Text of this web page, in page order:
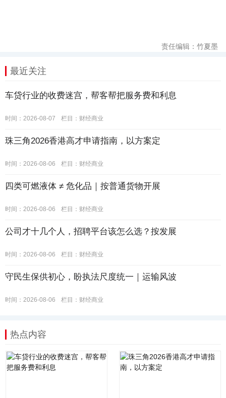
责任编辑：竹夏墨
最近关注
车贷行业的收费迷宫，帮客帮把服务费和利息
时间：2026-08-07 栏目： 财经商业
珠三角2026香港高才申请指南，以方案定
时间：2026-08-06 栏目： 财经商业
四类可燃液体 ≠ 危化品｜按普通货物开展
时间：2026-08-06 栏目： 财经商业
公司才十几个人，招聘平台该怎么选？按发展
时间：2026-08-06 栏目： 财经商业
守民生保供初心，盼执法尺度统一｜运输风波
时间：2026-08-06 栏目： 财经商业
热点内容